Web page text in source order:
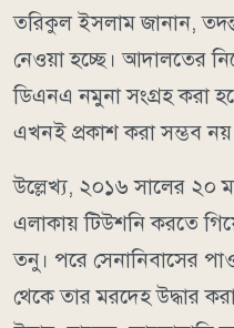
তরিকুল ইসলাম জানান,
নেওয়া হচ্ছে। আদালতের
ডিএনএ নমুনা সংগ্রহ করা
এখনই প্রকাশ করা সম্ভব
উল্লেখ্য, ২০১৬ সালের ২০
এলাকায় টিউশনি করতে
তনু। পরে সেনানিবাসের
থেকে তার মরদেহ উদ্ধার